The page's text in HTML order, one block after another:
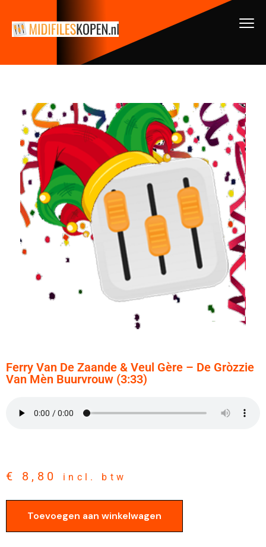
Ferry Van De Zaande & Veul Gère – De Gròzzie
Van Mèn Buurvrouw (3:33)
€ 8,80 incl. btw
Toevoegen aan winkelwagen